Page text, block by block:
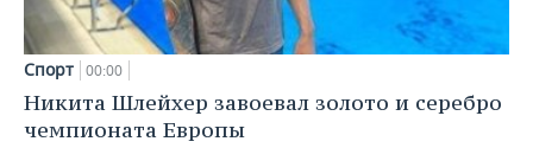
Спорт 00:00
Никита Шлейхер завоевал золото и серебро
чемпионата Европы